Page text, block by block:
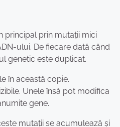
principal prin mutații mici
ului. De fiecare dată când
genetic este duplicat.
în această copie.
Unele însă pot modifica
gene.
mutații se acumulează și